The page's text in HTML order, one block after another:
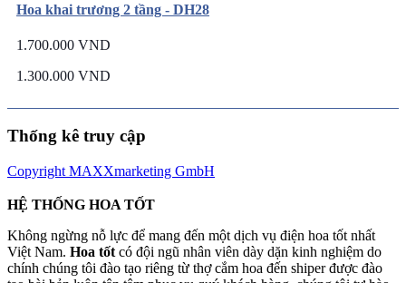
Hoa khai trương 2 tầng - DH28
1.700.000 VND
1.300.000 VND
Thống kê truy cập
Copyright MAXXmarketing GmbH
HỆ THỐNG HOA TỐT
Không ngừng nỗ lực để mang đến một dịch vụ điện hoa tốt nhất
Việt Nam. Hoa tốt có đội ngũ nhân viên dày dặn kinh nghiệm do
chính chúng tôi đào tạo riêng từ thợ cắm hoa đến shiper được đào